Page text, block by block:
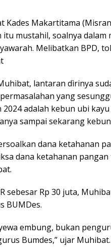
Kades Makartitama
itu mustahil, soalnya
Melibatkan BPD,
lantaran dìrinya
yang
adalah kebun ubi
sampai sekarang
dana ketahanan
dana ketahanan
sebesar Rp 30 juta,
BUMDes.
embung, bukan
Bumdes,” ujar Muhibat.